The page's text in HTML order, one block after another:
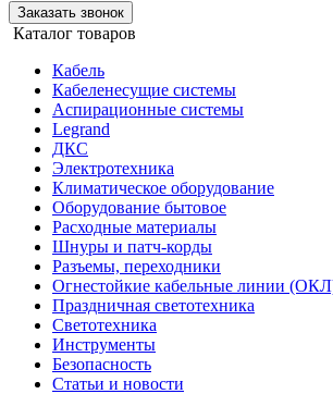
Заказать звонок
Каталог товаров
Кабель
Кабеленесущие системы
Аспирационные системы
Legrand
ДКС
Электротехника
Климатическое оборудование
Оборудование бытовое
Расходные материалы
Шнуры и патч-корды
Разъемы, переходники
Огнестойкие кабельные линии
Праздничная светотехника
Светотехника
Инструменты
Безопасность
Статьи и новости